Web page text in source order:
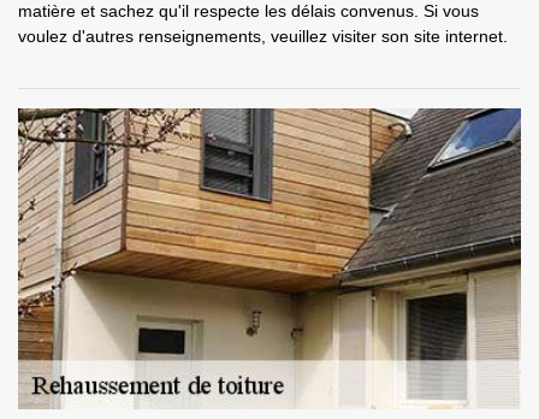
matière et sachez qu'il respecte les délais convenus. Si vous
voulez d'autres renseignements, veuillez visiter son site internet.